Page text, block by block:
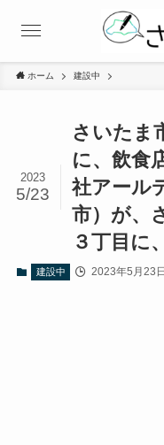
ホーム 建設中
さいたま
に、飲食
社アール
市）が、
３丁目に
2023
5/23
建設中 2023年5月23日